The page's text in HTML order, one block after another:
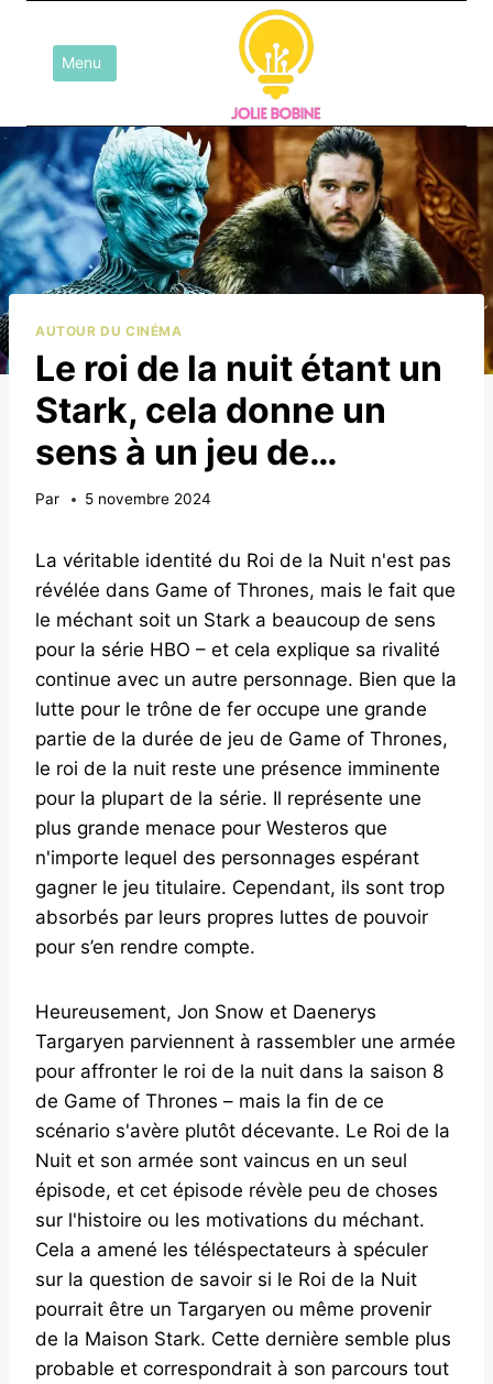
contenuMenu
AUTOUR DU CINÉMA
Le roi de la nuit étant un
Stark, cela donne un
sens à un jeu de…
Par 5 novembre 2024
La véritable identité du Roi de la Nuit n'est pas
révélée dans Game of Thrones, mais le fait que
le méchant soit un Stark a beaucoup de sens
pour la série HBO – et cela explique sa rivalité
continue avec un autre personnage. Bien que la
lutte pour le trône de fer occupe une grande
partie de la durée de jeu de Game of Thrones,
le roi de la nuit reste une présence imminente
pour la plupart de la série. Il représente une
plus grande menace pour Westeros que
n'importe lequel des personnages espérant
gagner le jeu titulaire. Cependant, ils sont trop
absorbés par leurs propres luttes de pouvoir
pour s’en rendre compte.
Heureusement, Jon Snow et Daenerys
Targaryen parviennent à rassembler une armée
pour affronter le roi de la nuit dans la saison 8
de Game of Thrones – mais la fin de ce
scénario s'avère plutôt décevante. Le Roi de la
Nuit et son armée sont vaincus en un seul
épisode, et cet épisode révèle peu de choses
sur l'histoire ou les motivations du méchant.
Cela a amené les téléspectateurs à spéculer
sur la question de savoir si le Roi de la Nuit
pourrait être un Targaryen ou même provenir
de la Maison Stark. Cette dernière semble plus
probable et correspondrait à son parcours tout